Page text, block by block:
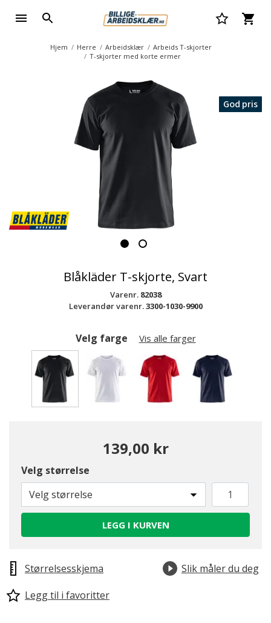
Hjem Herre Arbeidsklær
Arbeids T-skjorter
T-skjorter med korte ermer
God pris
Blåkläder T-skjorte, Svart
Varenr. 82038
Leverandør varenr.3300-1030-9900
Velg farge Vis alle farger
139,00 kr
Velg størrelse
Velg størrelse
LEGG I KURVEN
Størrelsesskjema
Slik måler du deg
Legg til i favoritter